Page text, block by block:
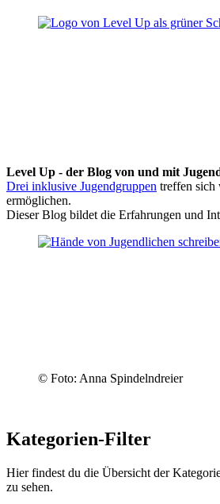
Level Up - der Blog von und mit
Drei inklusive Jugendgruppen treffen sich
ermöglichen.
Dieser Blog bildet die Erfahrungen und
© Foto: Anna Spindelndreier
Kategorien-Filter
Hier findest du die Übersicht der
zu sehen.